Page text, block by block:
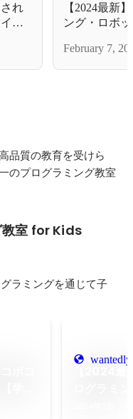
れ
ン
【2024最新
ング・ロボ
February 7,
品質の教育を受けら
のプログラミング教室
教室 for Kids
ラミングを通じて子